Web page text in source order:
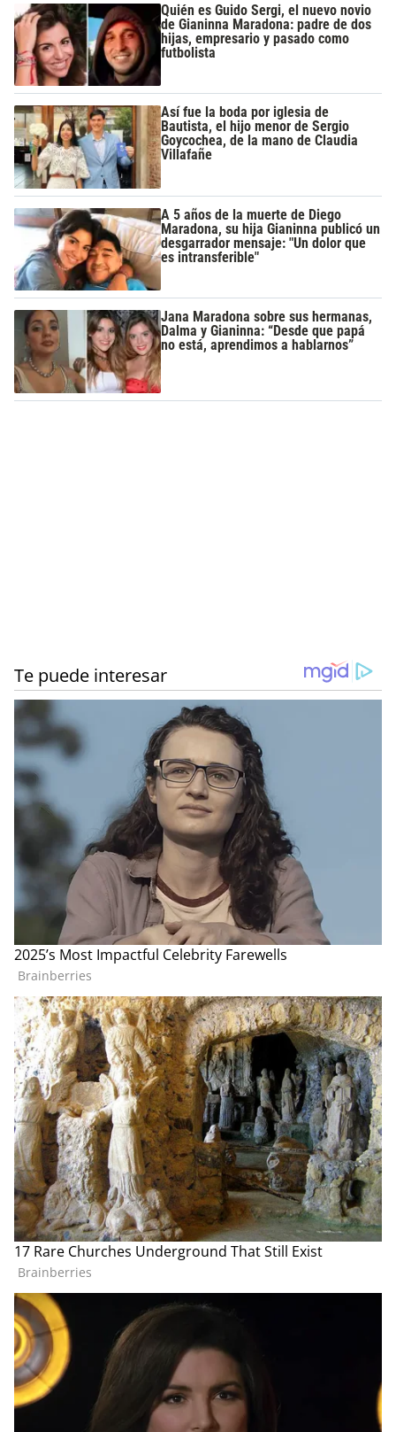
Quién es Guido Sergi, el nuevo novio
de Gianinna Maradona: padre de dos
hijas, empresario y pasado como
futbolista
Así fue la boda por iglesia de
Bautista, el hijo menor de Sergio
Goycochea, de la mano de Claudia
Villafañe
A 5 años de la muerte de Diego
Maradona, su hija Gianinna publicó un
desgarrador mensaje: "Un dolor que
es intransferible"
Jana Maradona sobre sus hermanas,
Dalma y Gianinna: “Desde que papá
no está, aprendimos a hablarnos”